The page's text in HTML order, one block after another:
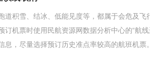
道积雪、结冰、低能见度等，都属于会危及飞
订机票时使用民航资源网数据分析中心的“航
息，尽量选择预订历史准点率较高的航班机票